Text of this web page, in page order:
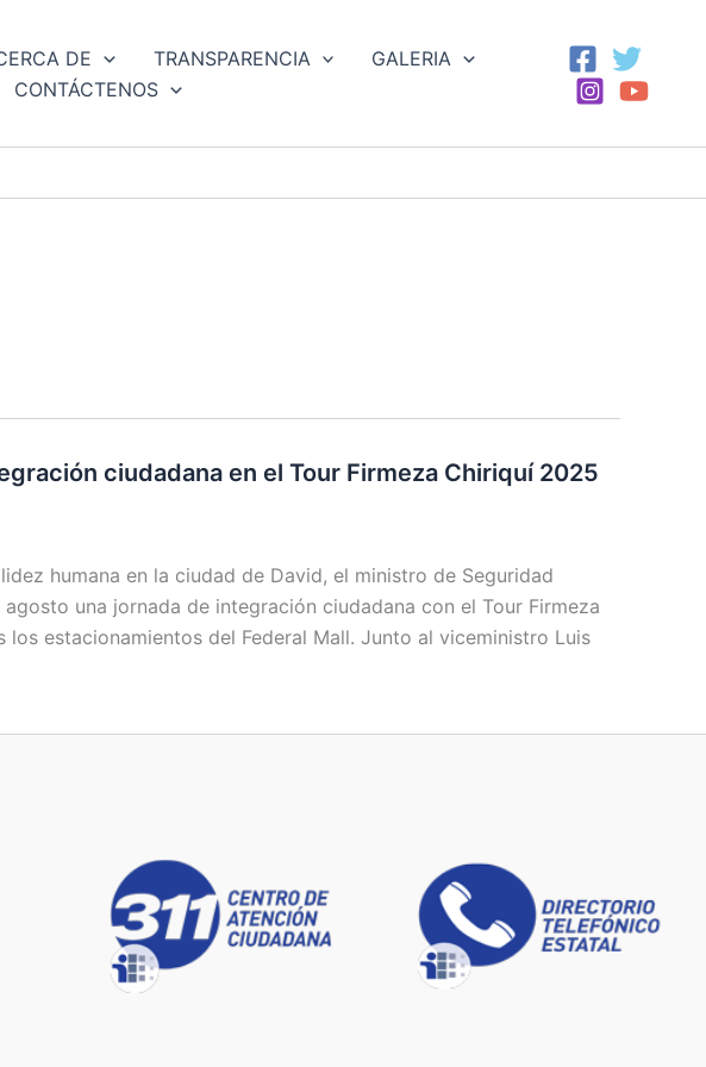
DE TRANSPARENCIA
GALERIA
CONTÁCTENOS
ciudadana en el Tour Firmeza Chiriquí 2025
humana en la ciudad de David, el ministro de Seguridad
una jornada de integración ciudadana con el Tour Firmeza
estacionamientos del Federal Mall. Junto al viceministro Luis